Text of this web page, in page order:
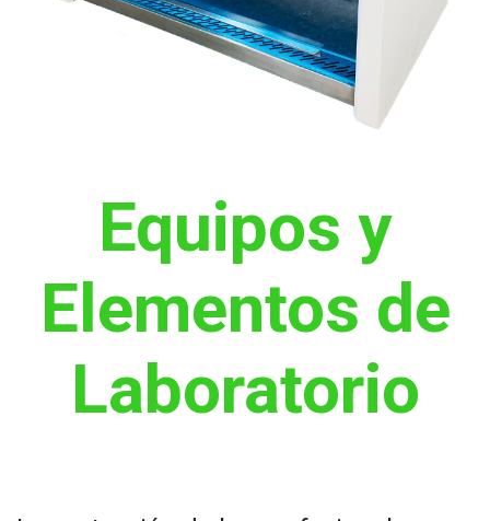
Equipos y
Elementos de
Laboratorio